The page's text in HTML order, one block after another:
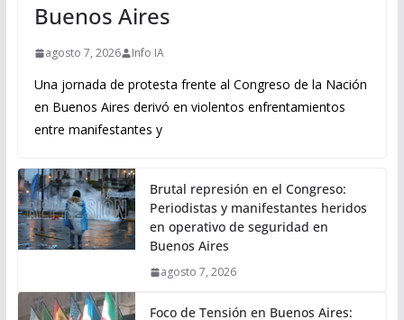
Buenos Aires
agosto 7, 2026 Info IA
Una jornada de protesta frente al Congreso de la Nación
en Buenos Aires derivó en violentos enfrentamientos
entre manifestantes y
Brutal represión en el Congreso:
Periodistas y manifestantes heridos
en operativo de seguridad en
Buenos Aires
agosto 7, 2026
Foco de Tensión en Buenos Aires: